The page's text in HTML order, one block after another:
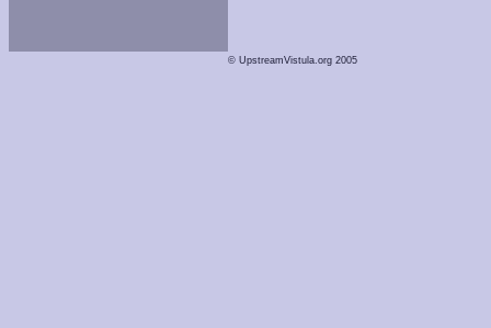
© UpstreamVistula.org 2005